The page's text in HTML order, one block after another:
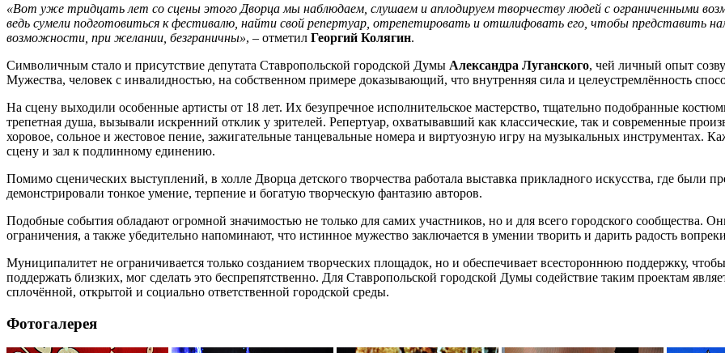
«Вот уже тридцать лет со сцены этого Дворца мы наблюдаем, слушаем и аплодируем творчеству людей с ограниченными
ведь сумели подготовиться к фестивалю, найти свой репертуар, отрепетировать и отшлифовать его, чтобы представить
возможности, при желании, безграничны», – отметил Георгий Колягин.
Символичным стало и присутствие депутата Ставропольской городской Думы Александра Луганского, чей личный опыт
Мужества, человек с инвалидностью, на собственном примере доказывающий, что внутренняя сила и целеустремлённость
На сцену выходили особенные артисты от 18 лет. Их безупречное исполнительское мастерство, тщательно подобранные
трепетная душа, вызывали искренний отклик у зрителей. Репертуар, охватывавший как классические, так и современные
хоровое, сольное и жестовое пение, зажигательные танцевальные номера и виртуозную игру на музыкальных инструментах.
сцену и зал к подлинному единению.
Помимо сценических выступлений, в холле Дворца детского творчества работала выставка прикладного искусства, где были
демонстрировали тонкое умение, терпение и богатую творческую фантазию авторов.
Подобные события обладают огромной значимостью не только для самих участников, но и для всего городского сообщества.
ограничения, а также убедительно напоминают, что истинное мужество заключается в умении творить и дарить радость
Муниципалитет не ограничивается только созданием творческих площадок, но и обеспечивает всестороннюю поддержку,
поддержать близких, мог сделать это беспрепятственно. Для Ставропольской городской Думы содействие таким проектам
сплочённой, открытой и социально ответственной городской среды.
Фотогалерея